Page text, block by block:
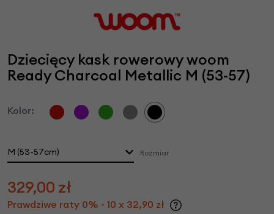
Dziecięcy kask rowerowy woom
Ready Charcoal Metallic M (53-57)
Kolor:
M (53-57cm) Rozmiar
329,00 zł
Prawdziwe raty 0% - 10 x 32,90 zł